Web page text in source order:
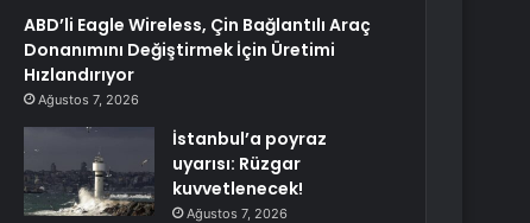
ABD’li Eagle Wireless, Çin Bağlantılı Araç
Donanımını Değiştirmek İçin Üretimi
Hızlandırıyor
Ağustos 7, 2026
İstanbul’a poyraz
uyarısı: Rüzgar
kuvvetlenecek!
Ağustos 7, 2026